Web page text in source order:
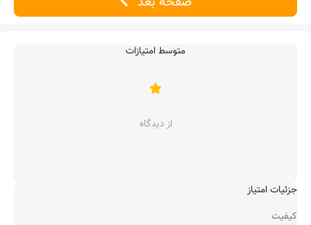
متوسط امتیازات
از دیدگاه
جزئیات امتیاز
کیفیت